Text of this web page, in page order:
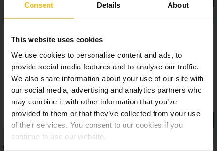
Consent Details About
This website uses cookies
We use cookies to personalise content and ads, to
provide social media features and to analyse our traffic.
We also share information about your use of our site with
our social media, advertising and analytics partners who
may combine it with other information that you’ve
provided to them or that they’ve collected from your use
of their services. You consent to our cookies if you
continue to use our website.